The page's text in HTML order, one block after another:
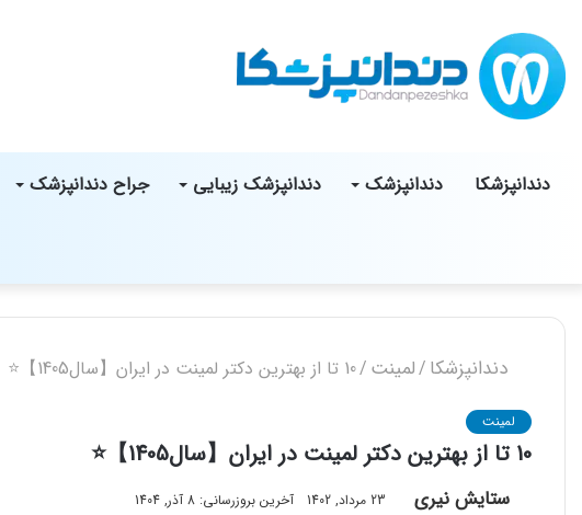
دندانپزشکا دندانپزشک دندانپزشک زیبایی جراح دندانپزشک
دندانپزشکا /لمینت /10 تا از بهترین دکتر لمینت در ایران【سال1405】⭐
لمینت
10 تا از بهترین دکتر لمینت در ایران【سال1405】⭐
ستایش نیری 23 مرداد, 1402 آخرین بروزرسانی: 8 آذر, 1404